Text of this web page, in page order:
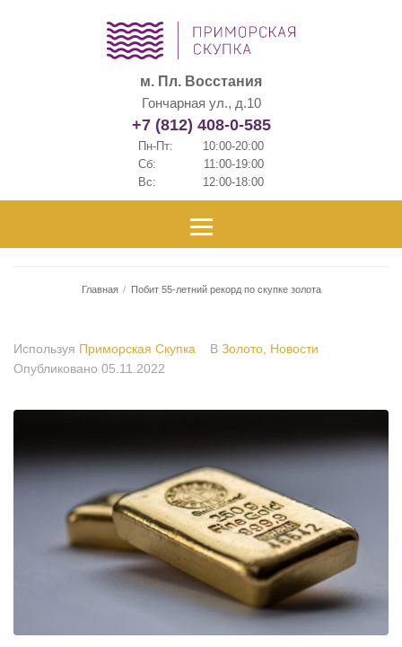
м. Пл. Восстания
Гончарная ул., д.10
+7 (812) 408-0-585
Пн-Пт:
10:00-20:00
Сб:
11:00-19:00
Вс:
12:00-18:00
Главная / Побит 55-летний рекорд по скупке золота
Используя Приморская Скупка В Золото Новости
Опубликовано 05.11.2022